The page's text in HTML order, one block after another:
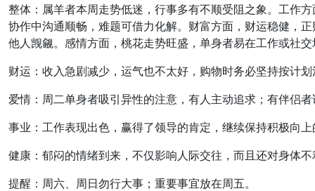
整体：属羊者本周走势低迷，行事多有不顺受阻之象。工作
协作中沟通顺畅，难题可借力化解。财富方面，财运稳健，
他人觊觎。感情方面，桃花走势旺盛，单身者易在工作或社
财运：收入急剧减少，运气也不太好，购物时务必坚持按计
爱情：周二单身者吸引异性的注意，有人主动追求；有伴侣
事业：工作表现出色，赢得了领导的肯定，继续保持积极向
健康：郁闷的情绪到来，不仅影响人际交往，而且还对身体
提醒：周六、周日勿行大事；重要事宜放在周五。